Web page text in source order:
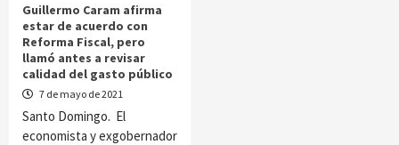
Guillermo Caram afirma
estar de acuerdo con
Reforma Fiscal, pero
llamó antes a revisar
calidad del gasto público
7 de mayo de 2021
Santo Domingo. El
economista y exgobernador